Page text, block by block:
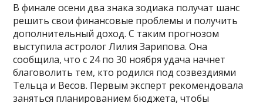
В финале осени два знака зодиака получат шанс
решить свои финансовые проблемы и получить
дополнительный доход. С таким прогнозом
выступила астролог Лилия Зарипова. Она
сообщила, что с 24 по 30 ноября удача начнет
благоволить тем, кто родился под созвездиями
Тельца и Весов. Первым эксперт рекомендовала
заняться планированием бюджета, чтобы